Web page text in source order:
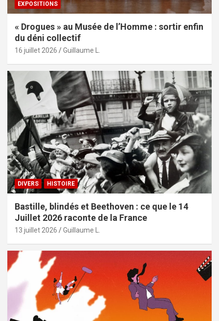
EXPOSITIONS
« Drogues » au Musée de l’Homme : sortir enfin
du déni collectif
16 juillet 2026 Guillaume L.
DIVERS HISTOIRE
Bastille, blindés et Beethoven : ce que le 14
Juillet 2026 raconte de la France
13 juillet 2026 Guillaume L.